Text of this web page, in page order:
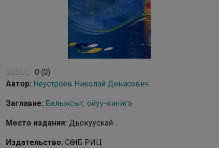
0 (0)
Автор: Неустроев Николай Денисович
Заглавие: Балыксыт: ойуу-кинигэ
Место издания: Дьокуускай
Издательство: СӨ НБ РИЦ